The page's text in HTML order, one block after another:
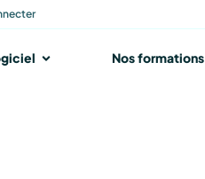
Ouvrir Notre logiciel
Nos formations